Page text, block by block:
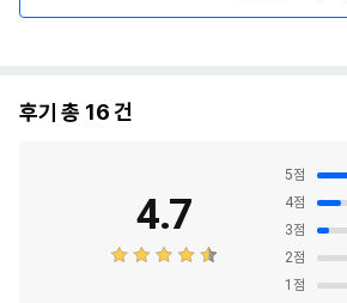
후기 총 16건
4.7
5점
4점
3점
2점
1 점